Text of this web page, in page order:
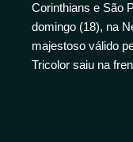
Corinthians e São
domingo (18), na
majestoso válido
Tricolor saiu na